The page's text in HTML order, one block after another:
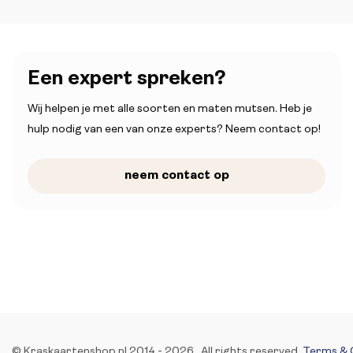
Een expert spreken?
Wij helpen je met alle soorten en maten mutsen. Heb je
hulp nodig van een van onze experts? Neem contact op!
neem contact op